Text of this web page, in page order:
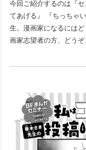
今回ご紹介するのは『
てあげる』 『ちっちゃ
生。漫画家になるには
画家志望者の方、どうぞ